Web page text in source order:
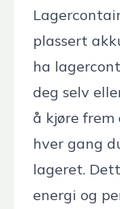
plassert
ha
deg selv
å kjøre
hver gang
lageret.
energi og